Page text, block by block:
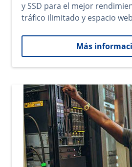
y SSD para el mejor
tráfico ilimitado y espacio
Más